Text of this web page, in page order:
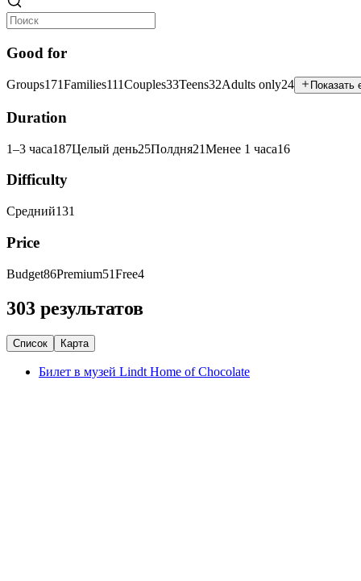
Good for
Groups171Families111Couples33Teens32Adults only24 Показать
Duration
1–3 часа187Целый день25Полдня21Менее 1 часа16
Difficulty
Средний131
Price
Budget86Premium51Free4
303 результатов
Список Карта
Билет в музей Lindt Home of Chocolate